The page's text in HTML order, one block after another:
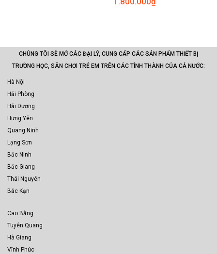
CHÚNG TÔI SẼ MỞ CÁC ĐẠI LÝ, CUNG CẤP CÁC SẢN PHẨM THIẾT BỊ
TRƯỜNG HỌC, SÂN CHƠI TRẺ EM TRÊN CÁC TỈNH THÀNH CỦA CẢ NƯỚC:
Hà Nội
Hải Phòng
Hải Dương
Hưng Yên
Quang Ninh
Lạng Sơn
Bắc Ninh
Bắc Giang
Thái Nguyên
Bắc Kạn
Cao Bằng
Tuyên Quang
Hà Giang
Vĩnh Phúc